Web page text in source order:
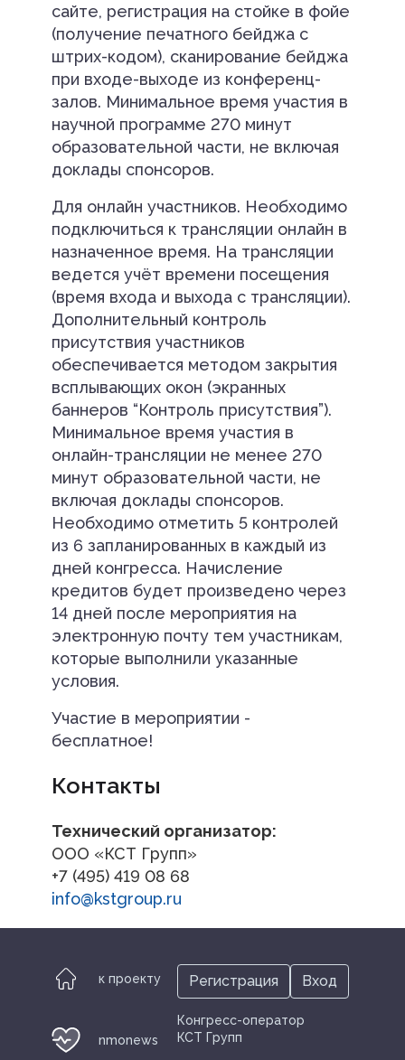
сайте, регистрация на стойке в фойе
(получение печатного бейджа с
штрих-кодом), сканирование бейджа
при входе-выходе из конференц-
залов. Минимальное время участия в
научной программе 270 минут
образовательной части, не включая
доклады спонсоров.
Для онлайн участников. Необходимо
подключиться к трансляции онлайн в
назначенное время. На трансляции
ведется учёт времени посещения
(время входа и выхода с трансляции).
Дополнительный контроль
присутствия участников
обеспечивается методом закрытия
всплывающих окон (экранных
баннеров “Контроль присутствия”).
Минимальное время участия в
онлайн-трансляции не менее 270
минут образовательной части, не
включая доклады спонсоров.
Необходимо отметить 5 контролей
из 6 запланированных в каждый из
дней конгресса. Начисление
кредитов будет произведено через
14 дней после мероприятия на
электронную почту тем участникам,
которые выполнили указанные
условия.
Участие в мероприятии -
бесплатное!
Контакты
Технический организатор:
ООО «КСТ Групп»
+7 (495) 419 08 68
info@kstgroup.ru
к проекту
nmonews
Конгресс-оператор
КСТ Групп
Регистрация Вход